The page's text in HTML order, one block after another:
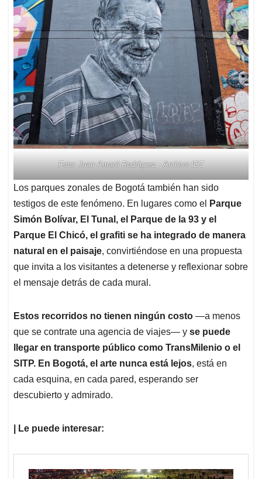
Foto: Juan Amarú Rodríguez - Archivo IDT
Los parques zonales de Bogotá también han sido
testigos de este fenómeno. En lugares como el
Parque
Simón Bolívar, El Tunal, el Parque de la 93 y el
Parque El Chicó, el grafiti se ha integrado de manera
natural en el paisaje, convirtiéndose en una propuesta
que invita a los visitantes a detenerse y reflexionar sobre
el mensaje detrás de cada mural.
Estos recorridos no tienen ningún costo —a menos
que se contrate una agencia de viajes— y se puede
llegar en transporte público como TransMilenio o el
SITP. En Bogotá, el arte nunca está lejos, está en
cada esquina, en cada pared, esperando ser
descubierto y admirado.
| Le puede interesar: